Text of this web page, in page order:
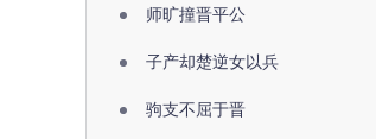
师旷撞晋平公
子产却楚逆女以兵
驹支不屈于晋